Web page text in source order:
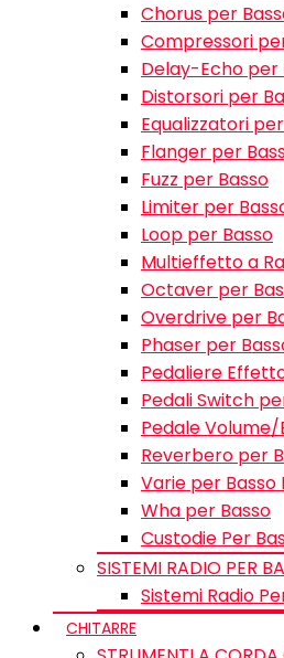
Chorus per
Compressori
Delay-Echo per
Distorsori per
Equalizzatori
Flanger per
Fuzz per Basso
Limiter per
Loop per Basso
Multieffetto a
Octaver per
Overdrive per
Phaser per
Pedaliere
Pedali Switch
Pedale
Reverbero per
Varie per
Wha per Basso
Custodie Per
SISTEMI RADIO PER
Sistemi Radio
CHITARRE